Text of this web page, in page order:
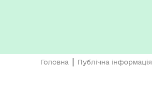
Головна Публічна інформація